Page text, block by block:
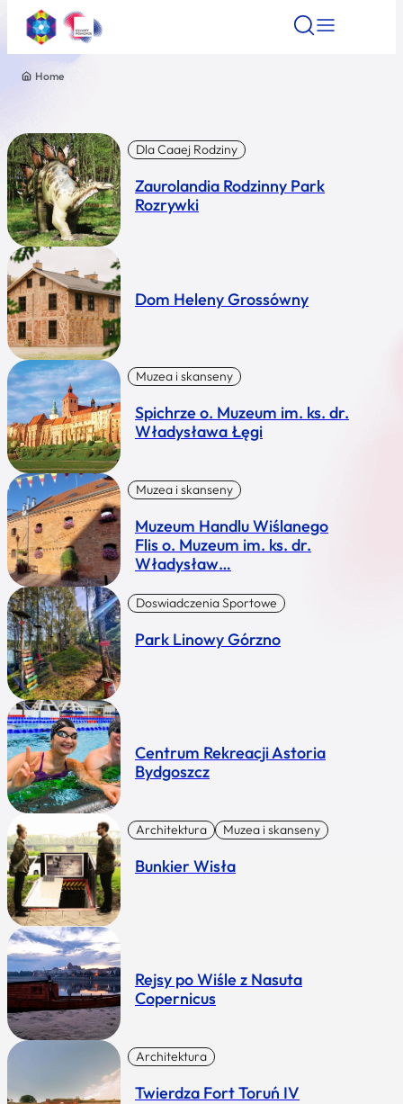
Nazwa atrakcji
Miasto
Kategoria
Home
Dla Caaej Rodziny
Zaurolandia Rodzinny Park
Rozrywki
Dom Heleny Grossówny
Muzea i skanseny
Spichrze o. Muzeum im. ks. dr.
Władysława Łęgi
Muzea i skanseny
Muzeum Handlu Wiślanego
Flis o. Muzeum im. ks. dr.
Władysław…
Doswiadczenia Sportowe
Park Linowy Górzno
Centrum Rekreacji Astoria
Bydgoszcz
Architektura Muzea i skanseny
Bunkier Wisła
Rejsy po Wiśle z Nasuta
Copernicus
Architektura
Twierdza Fort Toruń IV